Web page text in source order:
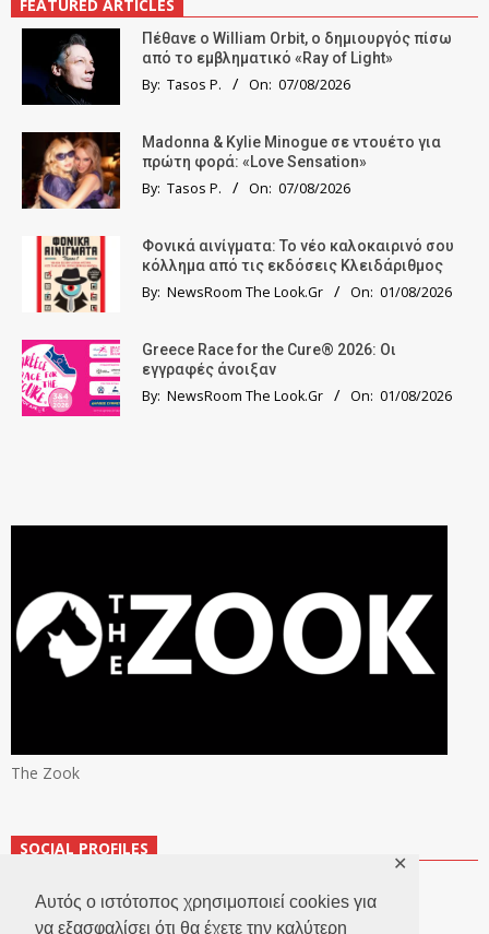
Αυτός ο ιστότοπος χρησιμοποιεί cookies για
να εξασφαλίσει ότι θα έχετε την καλύτερη
✕
FEATURED ARTICLES
Πέθανε ο William Orbit, ο δημιουργός πίσω
από το εμβληματικό «Ray of Light»
By: Tasos P. On: 07/08/2026
Madonna & Kylie Minogue σε ντουέτο για
πρώτη φορά: «Love Sensation»
By: Tasos P. On: 07/08/2026
Φονικά αινίγματα: Το νέο καλοκαιρινό σου
κόλλημα από τις εκδόσεις Κλειδάριθμος
By: NewsRoom The Look.Gr On: 01/08/2026
Greece Race for the Cure® 2026: Οι
εγγραφές άνοιξαν
By: NewsRoom The Look.Gr On: 01/08/2026
The Zook
SOCIAL PROFILES